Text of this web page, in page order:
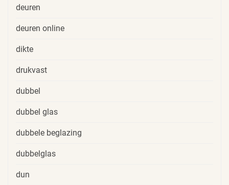
deuren
deuren online
dikte
drukvast
dubbel
dubbel glas
dubbele beglazing
dubbelglas
dun